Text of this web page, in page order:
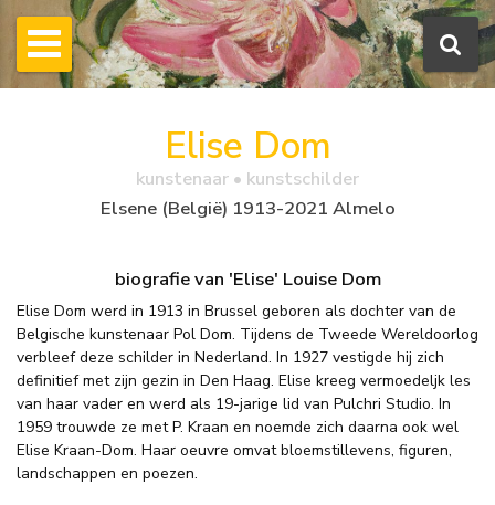
Elise Dom
kunstenaar • kunstschilder
Elsene (België) 1913-2021 Almelo
biografie van 'Elise' Louise Dom
Elise Dom werd in 1913 in Brussel geboren als dochter van de
Belgische kunstenaar Pol Dom. Tijdens de Tweede Wereldoorlog
verbleef deze schilder in Nederland. In 1927 vestigde hij zich
definitief met zijn gezin in Den Haag. Elise kreeg vermoedeljk les
van haar vader en werd als 19-jarige lid van Pulchri Studio. In
1959 trouwde ze met P. Kraan en noemde zich daarna ook wel
Elise Kraan-Dom. Haar oeuvre omvat bloemstillevens, figuren,
landschappen en poezen.